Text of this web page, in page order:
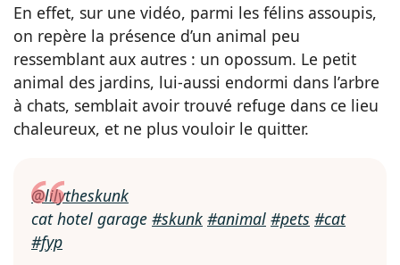
En effet, sur une vidéo, parmi les félins assoupis,
on repère la présence d’un animal peu
ressemblant aux autres : un opossum. Le petit
animal des jardins, lui-aussi endormi dans l’arbre
à chats, semblait avoir trouvé refuge dans ce lieu
chaleureux, et ne plus vouloir le quitter.
@lilytheskunk
cat hotel garage #skunk #animal #pets #cat
#fyp